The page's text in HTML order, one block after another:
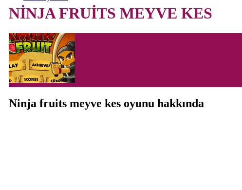
NİNJA FRUİTS MEYVE KES
Ninja fruits meyve kes oyunu hakkında